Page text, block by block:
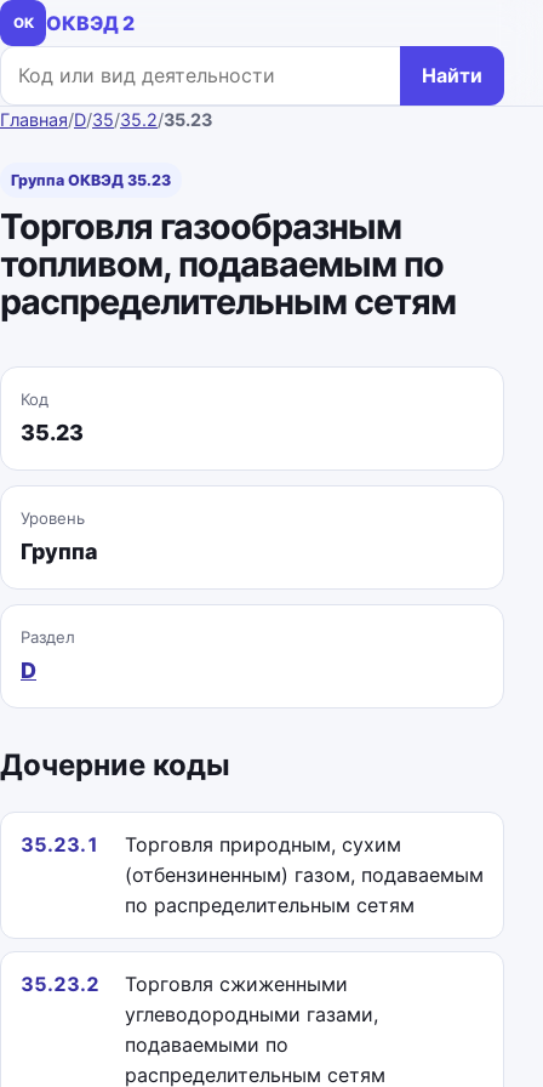
ОК
ОКВЭД 2
Поиск по коду или названию
Найти
Главная/D/35/35.2/35.23
Группа ОКВЭД 35.23
Торговля газообразным
топливом, подаваемым по
распределительным сетям
Код
35.23
Уровень
Группа
Раздел
D
Дочерние коды
35.23.1
Торговля природным, сухим
(отбензиненным) газом, подаваемым
по распределительным сетям
35.23.2
Торговля сжиженными
углеводородными газами,
подаваемыми по
распределительным сетям